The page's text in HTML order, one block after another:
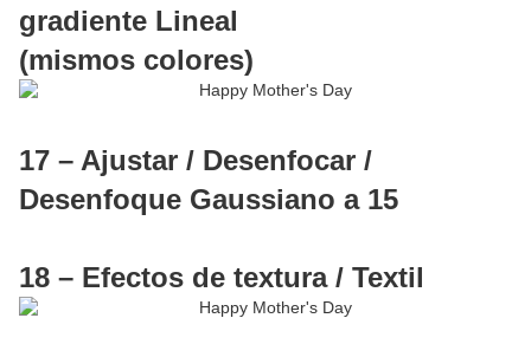
gradiente Lineal
(mismos colores)
17 – Ajustar / Desenfocar /
Desenfoque Gaussiano a 15
18 – Efectos de textura / Textil